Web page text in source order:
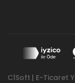
C1Soft | E-Ticaret